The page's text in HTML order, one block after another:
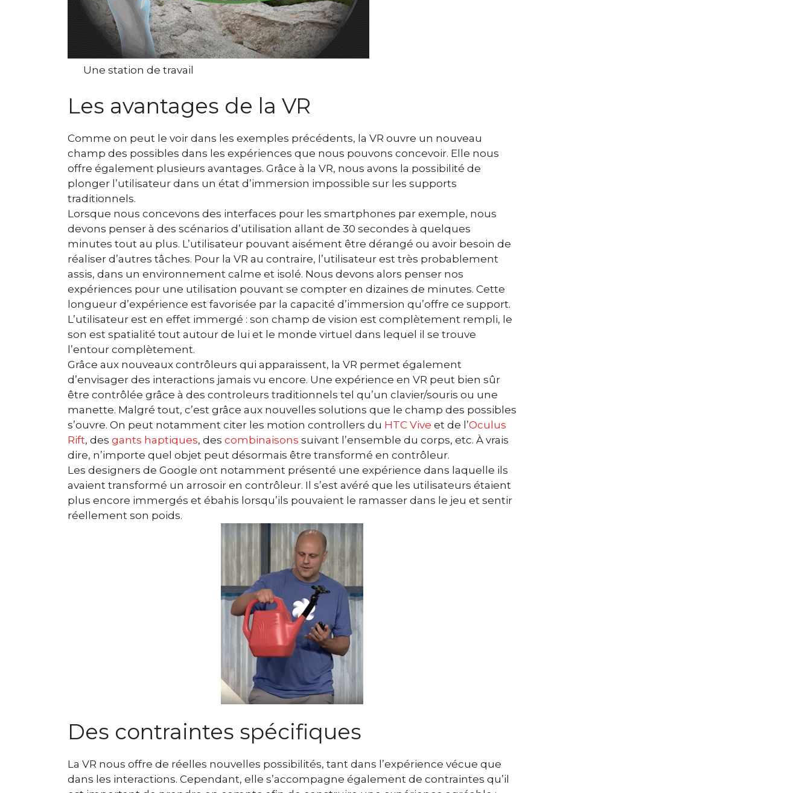
Une station de travail
Les avantages de la VR
Comme on peut le voir dans les exemples précédents, la VR ouvre un nouveau
champ des possibles dans les expériences que nous pouvons concevoir. Elle nous
offre également plusieurs avantages. Grâce à la VR, nous avons la possibilité de
plonger l’utilisateur dans un état d’immersion impossible sur les supports
traditionnels.
Lorsque nous concevons des interfaces pour les smartphones par exemple, nous
devons penser à des scénarios d’utilisation allant de 30 secondes à quelques
minutes tout au plus. L’utilisateur pouvant aisément être dérangé ou avoir besoin de
réaliser d’autres tâches. Pour la VR au contraire, l’utilisateur est très probablement
assis, dans un environnement calme et isolé. Nous devons alors penser nos
expériences pour une utilisation pouvant se compter en dizaines de minutes. Cette
longueur d’expérience est favorisée par la capacité d’immersion qu’offre ce support.
L’utilisateur est en effet immergé : son champ de vision est complètement rempli, le
son est spatialité tout autour de lui et le monde virtuel dans lequel il se trouve
l’entour complètement.
Grâce aux nouveaux contrôleurs qui apparaissent, la VR permet également
d’envisager des interactions jamais vu encore. Une expérience en VR peut bien sûr
être contrôlée grâce à des controleurs traditionnels tel qu’un clavier/souris ou une
manette. Malgré tout, c’est grâce aux nouvelles solutions que le champ des possibles
s’ouvre. On peut notamment citer les motion controllers du HTC Vive et de l’Oculus
Rift, des gants haptiques, des combinaisons suivant l’ensemble du corps, etc. À vrais
dire, n’importe quel objet peut désormais être transformé en contrôleur.
Les designers de Google ont notamment présenté une expérience dans laquelle ils
avaient transformé un arrosoir en contrôleur. Il s’est avéré que les utilisateurs étaient
plus encore immergés et ébahis lorsqu’ils pouvaient le ramasser dans le jeu et sentir
réellement son poids.
Des contraintes spécifiques
La VR nous offre de réelles nouvelles possibilités, tant dans l’expérience vécue que
dans les interactions. Cependant, elle s’accompagne également de contraintes qu’il